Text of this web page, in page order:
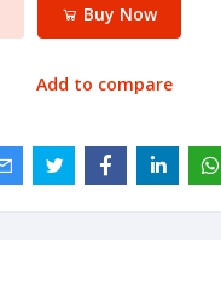
Buy Now
Add to compare